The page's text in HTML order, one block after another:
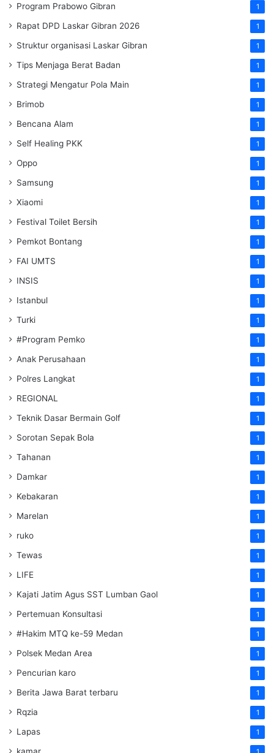
Program Prabowo Gibran 1
Rapat DPD Laskar Gibran 2026 1
Struktur organisasi Laskar Gibran 1
Tips Menjaga Berat Badan 1
Strategi Mengatur Pola Main 1
Brimob 1
Bencana Alam 1
Self Healing PKK 1
Oppo 1
Samsung 1
Xiaomi 1
Festival Toilet Bersih 1
Pemkot Bontang 1
FAI UMTS 1
INSIS 1
Istanbul 1
Turki 1
#Program Pemko 1
Anak Perusahaan 1
Polres Langkat 1
REGIONAL 1
Teknik Dasar Bermain Golf 1
Sorotan Sepak Bola 1
Tahanan 1
Damkar 1
Kebakaran 1
Marelan 1
ruko 1
Tewas 1
LIFE 1
Kajati Jatim Agus SST Lumban Gaol 1
Pertemuan Konsultasi 1
#Hakim MTQ ke-59 Medan 1
Polsek Medan Area 1
Pencurian karo 1
Berita Jawa Barat terbaru 1
Rqzia 1
Lapas 1